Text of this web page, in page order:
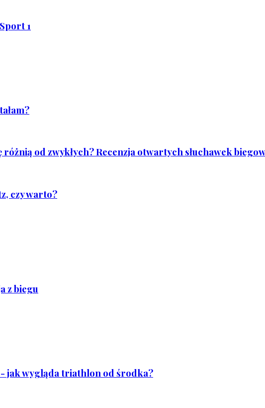
1
różnią od zwykłych? Recenzja otwartych słuchawek
czy warto?
z biegu
- jak wygląda triathlon od środka?